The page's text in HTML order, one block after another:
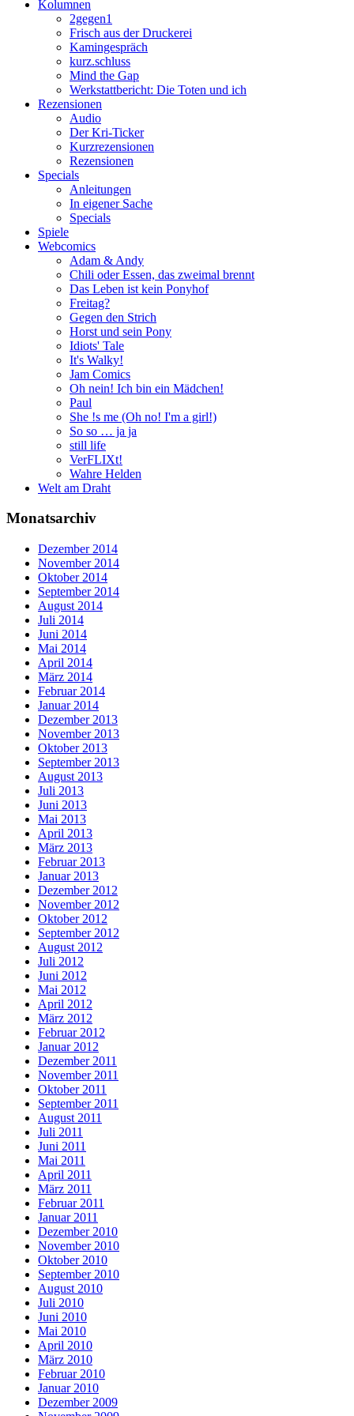
Kolumnen
2gegen1
Frisch aus der Druckerei
Kamingespräch
kurz.schluss
Mind the Gap
Werkstattbericht: Die Toten und ich
Rezensionen
Audio
Der Kri-Ticker
Kurzrezensionen
Rezensionen
Specials
Anleitungen
In eigener Sache
Specials
Spiele
Webcomics
Adam & Andy
Chili oder Essen, das zweimal brennt
Das Leben ist kein Ponyhof
Freitag?
Gegen den Strich
Horst und sein Pony
Idiots' Tale
It's Walky!
Jam Comics
Oh nein! Ich bin ein Mädchen!
Paul
She !s me (Oh no! I'm a girl!)
So so … ja ja
still life
VerFLIXt!
Wahre Helden
Welt am Draht
Monatsarchiv
Dezember 2014
November 2014
Oktober 2014
September 2014
August 2014
Juli 2014
Juni 2014
Mai 2014
April 2014
März 2014
Februar 2014
Januar 2014
Dezember 2013
November 2013
Oktober 2013
September 2013
August 2013
Juli 2013
Juni 2013
Mai 2013
April 2013
März 2013
Februar 2013
Januar 2013
Dezember 2012
November 2012
Oktober 2012
September 2012
August 2012
Juli 2012
Juni 2012
Mai 2012
April 2012
März 2012
Februar 2012
Januar 2012
Dezember 2011
November 2011
Oktober 2011
September 2011
August 2011
Juli 2011
Juni 2011
Mai 2011
April 2011
März 2011
Februar 2011
Januar 2011
Dezember 2010
November 2010
Oktober 2010
September 2010
August 2010
Juli 2010
Juni 2010
Mai 2010
April 2010
März 2010
Februar 2010
Januar 2010
Dezember 2009